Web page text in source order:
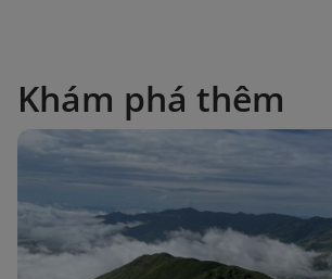
Khám phá thêm